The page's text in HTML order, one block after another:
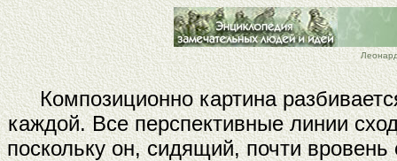
Композиционно картина
каждой. Все перспективные линии
поскольку он, сидящий, почти